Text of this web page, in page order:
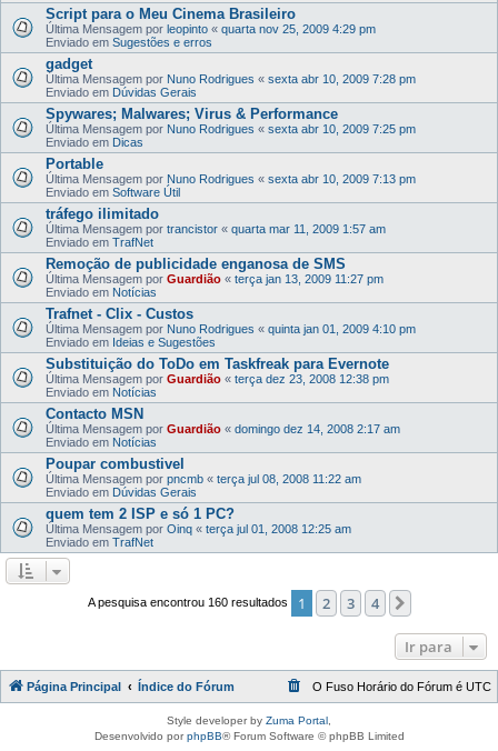
Script para o Meu Cinema Brasileiro
Última Mensagem por leopinto « quarta nov 25, 2009 4:29 pm
Enviado em Sugestões e erros
gadget
Última Mensagem por Nuno Rodrigues « sexta abr 10, 2009 7:28 pm
Enviado em Dúvidas Gerais
Spywares; Malwares; Virus & Performance
Última Mensagem por Nuno Rodrigues « sexta abr 10, 2009 7:25 pm
Enviado em Dicas
Portable
Última Mensagem por Nuno Rodrigues « sexta abr 10, 2009 7:13 pm
Enviado em Software Útil
tráfego ilimitado
Última Mensagem por trancistor « quarta mar 11, 2009 1:57 am
Enviado em TrafNet
Remoção de publicidade enganosa de SMS
Última Mensagem por Guardião « terça jan 13, 2009 11:27 pm
Enviado em Notícias
Trafnet - Clix - Custos
Última Mensagem por Nuno Rodrigues « quinta jan 01, 2009 4:10 pm
Enviado em Ideias e Sugestões
Substituição do ToDo em Taskfreak para Evernote
Última Mensagem por Guardião « terça dez 23, 2008 12:38 pm
Enviado em Notícias
Contacto MSN
Última Mensagem por Guardião « domingo dez 14, 2008 2:17 am
Enviado em Notícias
Poupar combustivel
Última Mensagem por pncmb « terça jul 08, 2008 11:22 am
Enviado em Dúvidas Gerais
quem tem 2 ISP e só 1 PC?
Última Mensagem por Oinq « terça jul 01, 2008 12:25 am
Enviado em TrafNet
A pesquisa encontrou 160 resultados 1 2 3 4
Ir para
Página Principal Índice do Fórum O Fuso Horário do Fórum é UTC
Style developer by Zuma Portal
Desenvolvido porphpBB® Forum Software © phpBB Limited